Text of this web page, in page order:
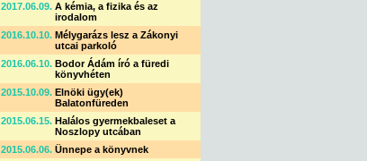
2017.06.09. A kémia, a fizika és az
irodalom
2016.10.10. Mélygarázs lesz a Zákonyi
utcai parkoló
2016.06.10. Bodor Ádám író a füredi
könyvhéten
2015.10.09. Elnöki ügy(ek)
Balatonfüreden
2015.06.15. Halálos gyermekbaleset a
Noszlopy utcában
2015.06.06. Ünnepe a könyvnek